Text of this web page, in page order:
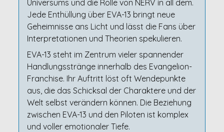
Universums und die Rolle von NERV in all dem.
Jede Enthüllung über EVA-13 bringt neue
Geheimnisse ans Licht und lässt die Fans über
Interpretationen und Theorien spekulieren.
EVA-13 steht im Zentrum vieler spannender
Handlungsstränge innerhalb des Evangelion-
Franchise. Ihr Auftritt löst oft Wendepunkte
aus, die das Schicksal der Charaktere und der
Welt selbst verändern können. Die Beziehung
zwischen EVA-13 und den Piloten ist komplex
und voller emotionaler Tiefe.